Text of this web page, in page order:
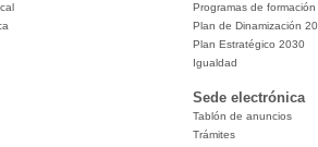
Programas de formación
Plan de Dinamización
Plan Estratégico 2030
Igualdad
Sede electrónica
Tablón de anuncios
Trámites